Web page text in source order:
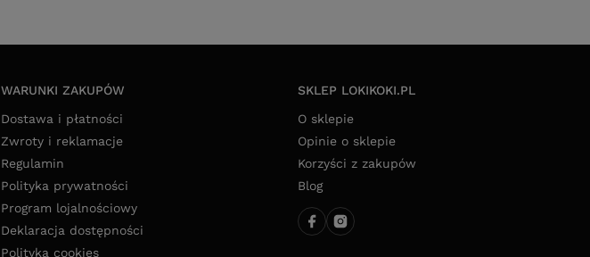
WARUNKI ZAKUPÓW
Dostawa i płatności
Zwroty i reklamacje
Regulamin
Polityka prywatności
Program lojalnościowy
Deklaracja dostępności
Polityka cookies
SKLEP LOKIKOKI.PL
O sklepie
Opinie o sklepie
Korzyści z zakupów
Blog